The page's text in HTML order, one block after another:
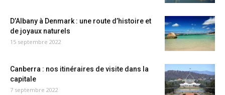
D’Albany à Denmark : une route d’histoire et
de joyaux naturels
15 septembre 2022
Canberra : nos itinéraires de visite dans la
capitale
7 septembre 2022